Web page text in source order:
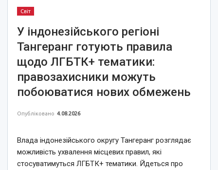
Світ
У індонезійського регіоні
Тангеранг готують правила
щодо ЛГБТК+ тематики:
правозахисники можуть
побоюватися нових обмежень
Опубліковано 4.08.2026
Влада індонезійського округу Тангеранг розглядає
можливість ухвалення місцевих правил, які
стосуватимуться ЛГБТК+ тематики. Йдеться про